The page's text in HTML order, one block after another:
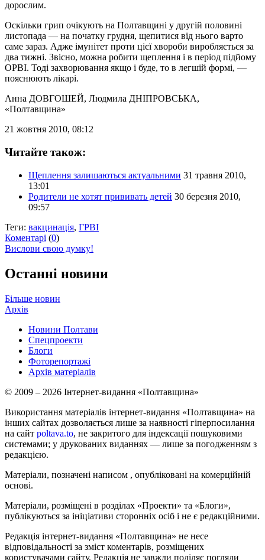
дорослим.
Оскільки грип очікують на Полтавщині у другій половині
листопада — на початку грудня, щепитися від нього варто
саме зараз. Адже імунітет проти цієї хвороби виробляється за
два тижні. Звісно, можна робити щеплення і в період підйому
ОРВІ. Тоді захворювання якщо і буде, то в легшій формі, —
пояснюють лікарі.
Анна ДОВГОШЕЙ, Людмила ДНІПРОВСЬКА,
«Полтавщина»
21 жовтня 2010, 08:12
Читайте також:
Щеплення залишаються актуальними 31 травня 2010,
13:01
Родители не хотят прививать детей 30 березня 2010,
09:57
Теги: вакцинація, ГРВІ
Коментарі (0)
Вислови свою думку!
Останні новини
Більше новин
Архів
Новини Полтави
Спецпроекти
Блоги
Фоторепортажі
Архів матеріалів
© 2009 – 2026 Інтернет-видання «Полтавщина»
Використання матеріалів інтернет-видання «Полтавщина» на
інших сайтах дозволяється лише за наявності гіперпосилання
на сайт poltava.to, не закритого для індексації пошуковими
системами; у друкованих виданнях — лише за погодженням з
редакцією.
Матеріали, позначені написом , опубліковані на комерційній
основі.
Матеріали, розміщені в розділах «Проекти» та «Блоги»,
публікуються за ініціативи сторонніх осіб і не є редакційними.
Редакція інтернет-видання «Полтавщина» не несе
відповідальності за зміст коментарів, розміщених
користувачами сайту. Редакція не завжди поділяє погляди